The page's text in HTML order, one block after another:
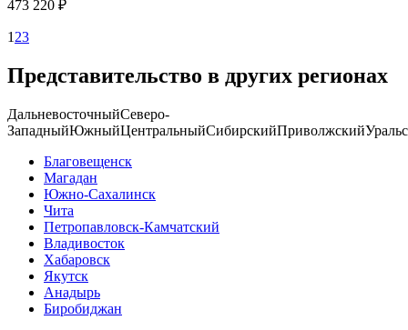
473 220 ₽
1 23
Представительство в других регионах
ДальневосточныйСеверо-
ЗападныйЮжныйЦентральныйСибирскийПриволжский
Благовещенск
Магадан
Южно-Сахалинск
Чита
Петропавловск-Камчатский
Владивосток
Хабаровск
Якутск
Анадырь
Биробиджан